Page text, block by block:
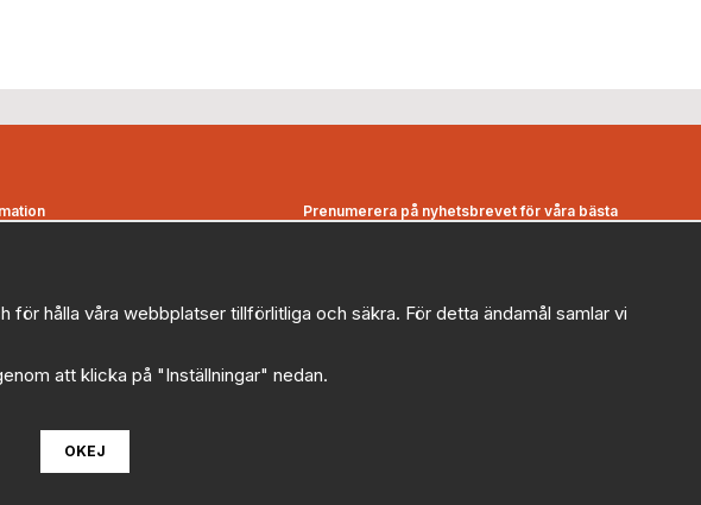
Prenumerera på nyhetsbrevet för våra bästa
De uppgifter du matar in kommer endast användas till våra
hålla våra webbplatser tillförlitliga och säkra. För detta ändamål samlar vi
att klicka på "Inställningar" nedan.
OKEJ